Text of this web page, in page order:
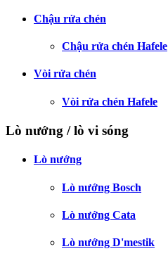
Chậu rửa chén
Chậu rửa chén Hafele
Vòi rửa chén
Vòi rửa chén Hafele
Lò nướng / lò vi sóng
Lò nướng
Lò nướng Bosch
Lò nướng Cata
Lò nướng D'mestik